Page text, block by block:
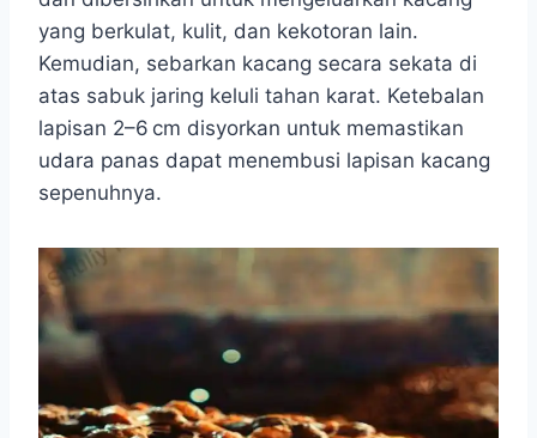
yang berkulat, kulit, dan kekotoran lain.
Kemudian, sebarkan kacang secara sekata di
atas sabuk jaring keluli tahan karat. Ketebalan
lapisan 2–6 cm disyorkan untuk memastikan
udara panas dapat menembusi lapisan kacang
sepenuhnya.